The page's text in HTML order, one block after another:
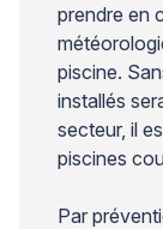
prendre en
piscine.
installés
secteur, il
piscines
Par